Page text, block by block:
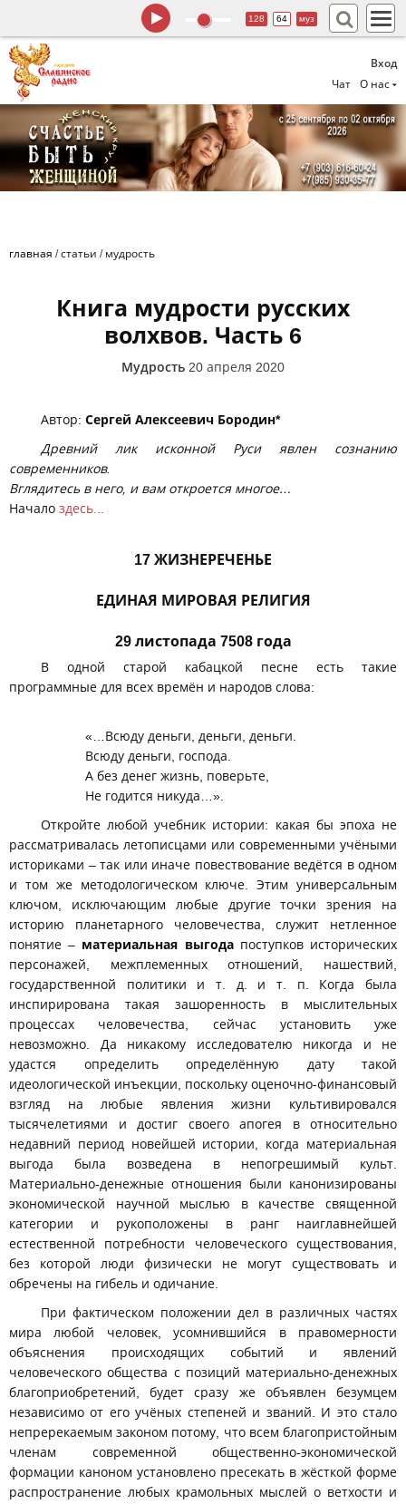
Вход
Чат
О нас
128 64 муз
главная /статьи / мудрость
Книга мудрости русских
волхвов. Часть 6
Мудрость 20 апреля 2020
Автор: Сергей Алексеевич Бородин*
Древний лик исконной Руси явлен сознанию
современников.
Вглядитесь в него, и вам откроется многое…
Начало здесь...
17 ЖИЗНЕРЕЧЕНЬЕ
ЕДИНАЯ МИРОВАЯ РЕЛИГИЯ
29 листопада 7508 года
В одной старой кабацкой песне есть такие
программные для всех времён и народов слова:
«…Всюду деньги, деньги, деньги.
Всюду деньги, господа.
А без денег жизнь, поверьте,
Не годится никуда…».
Откройте любой учебник истории: какая бы эпоха не
рассматривалась летописцами или современными учёными
историками – так или иначе повествование ведётся в одном
и том же методологическом ключе. Этим универсальным
ключом, исключающим любые другие точки зрения на
историю планетарного человечества, служит нетленное
понятие – материальная выгода поступков исторических
персонажей, межплеменных отношений, нашествий,
государственной политики и т. д. и т. п. Когда была
инспирирована такая зашоренность в мыслительных
процессах человечества, сейчас установить уже
невозможно. Да никакому исследователю никогда и не
удастся определить определённую дату такой
идеологической инъекции, поскольку оценочно-финансовый
взгляд на любые явления жизни культивировался
тысячелетиями и достиг своего апогея в относительно
недавний период новейшей истории, когда материальная
выгода была возведена в непогрешимый культ.
Материально-денежные отношения были канонизированы
экономической научной мыслью в качестве священной
категории и рукоположены в ранг наиглавнейшей
естественной потребности человеческого существования,
без которой люди физически не могут существовать и
обречены на гибель и одичание.
При фактическом положении дел в различных частях
мира любой человек, усомнившийся в правомерности
объяснения происходящих событий и явлений
человеческого общества с позиций материально-денежных
благоприобретений, будет сразу же объявлен безумцем
независимо от его учёных степеней и званий. И это стало
непререкаемым законом потому, что всем благопристойным
членам современной общественно-экономической
формации каноном установлено пресекать в жёсткой форме
распространение любых крамольных мыслей о ветхости и